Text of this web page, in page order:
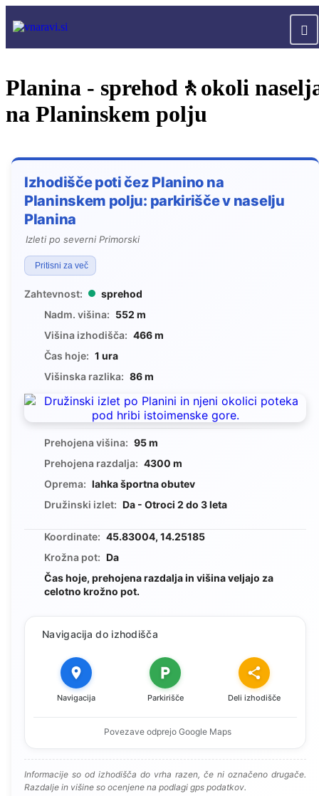
Planina - sprehod🚶okoli
na Planinskem polju
Izhodišče poti čez Planino na
Planinskem polju: parkirišče v naselju
Planina
Izleti po severni Primorski
Pritisni za več
Zahtevnost:
sprehod
Nadm. višina: 552 m
Višina izhodišča: 466 m
Čas hoje: 1 ura
Višinska razlika: 86 m
Prehojena višina: 95 m
Prehojena razdalja: 4300 m
Oprema: lahka športna obutev
Družinski izlet: Da - Otroci 2 do 3 leta
Koordinate: 45.83004, 14.25185
Krožna pot: Da
Čas hoje, prehojena razdalja in višina veljajo za
celotno krožno pot.
Navigacija do izhodišča
Navigacija Parkirišče Deli izhodišče
Povezave odprejo Google Maps
Informacije so od izhodišča do vrha razen, če ni označeno drugače.
Razdalje in višine so ocenjene na podlagi gps podatkov.